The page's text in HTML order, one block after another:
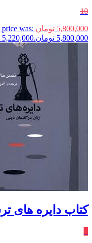
10
5,800,000 تومان was:
5,800,000 تومان.
5,220,000
کتاب دایره های